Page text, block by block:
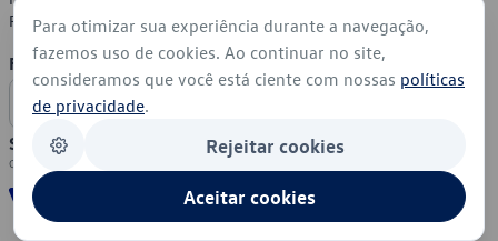
Política de Cookies
Formas de Pagamento
Segurança
Para otimizar sua experiência durante a navegação,
fazemos uso de cookies. Ao continuar no site,
consideramos que você está ciente com nossas políticas
de privacidade.
Rejeitar cookies
Aceitar cookies